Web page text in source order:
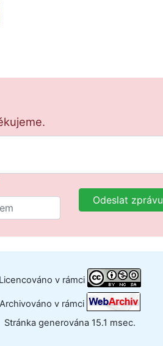
Odeslat zprávu
Licencováno v rámci
Archivováno v rámci
Stránka generována 15.1 msec.